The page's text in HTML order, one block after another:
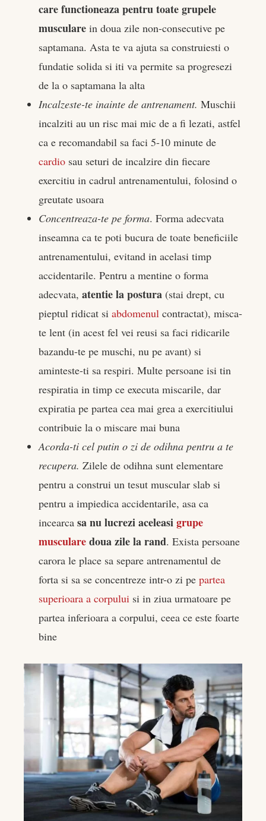
care functioneaza pentru toate grupele
musculare in doua zile non-consecutive pe
saptamana. Asta te va ajuta sa construiesti o
fundatie solida si iti va permite sa progresezi
de la o saptamana la alta
Incalzeste-te inainte de antrenament. Muschii
incalziti au un risc mai mic de a fi lezati, astfel
ca e recomandabil sa faci 5-10 minute de
cardio sau seturi de incalzire din fiecare
exercitiu in cadrul antrenamentului, folosind o
greutate usoara
Concentreaza-te pe forma. Forma adecvata
inseamna ca te poti bucura de toate beneficiile
antrenamentului, evitand in acelasi timp
accidentarile. Pentru a mentine o forma
adecvata, atentie la postura (stai drept, cu
pieptul ridicat si abdomenul contractat), misca-
te lent (in acest fel vei reusi sa faci ridicarile
bazandu-te pe muschi, nu pe avant) si
aminteste-ti sa respiri. Multe persoane isi tin
respiratia in timp ce executa miscarile, dar
expiratia pe partea cea mai grea a exercitiului
contribuie la o miscare mai buna
Acorda-ti cel putin o zi de odihna pentru a te
recupera. Zilele de odihna sunt elementare
pentru a construi un tesut muscular slab si
pentru a impiedica accidentarile, asa ca
incearca sa nu lucrezi aceleasigrupe
muscularedoua zile la rand. Exista persoane
carora le place sa separe antrenamentul de
forta si sa se concentreze intr-o zi pe partea
superioara a corpului si in ziua urmatoare pe
partea inferioara a corpului, ceea ce este foarte
bine